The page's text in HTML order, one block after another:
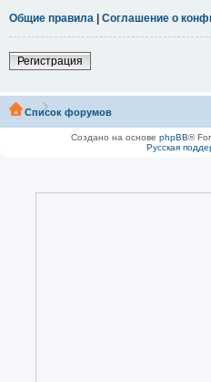
Общие правила
Соглашение о
Регистрация
Список форумов
Создано на основе phpBB®
Русская